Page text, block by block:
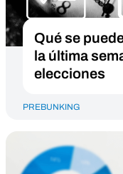
Qué se
la última
elecciones
PREBUNKING